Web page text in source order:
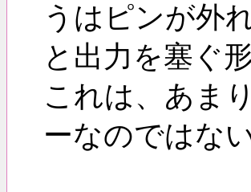
うはピンが外
と出力を塞ぐ
これは、あま
ーなのではな